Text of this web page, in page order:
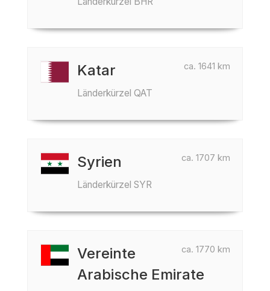
ca. 1641 km
Katar
Länderkürzel QAT
ca. 1707 km
Syrien
Länderkürzel SYR
ca. 1770 km
Vereinte
Arabische Emirate